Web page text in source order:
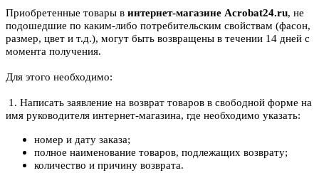
Приобретенные товары в интернет-магазине Acrobat24.ru, не
подошедшие по каким-либо потребительским свойствам (фасон,
размер, цвет и т.д.), могут быть возвращены в течении 14 дней с
момента получения.
Для этого необходимо:
1. Написать заявление на возврат товаров в свободной форме на
имя руководителя интернет-магазина, где необходимо указать:
номер и дату заказа;
полное наименование товаров, подлежащих возврату;
количество и причину возврата.